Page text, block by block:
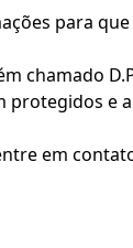
para
chamado
e
em